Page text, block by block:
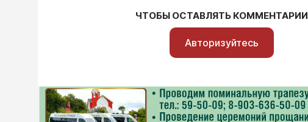
ЧТОБЫ ОСТАВЛЯТЬ КОММЕНТАРИИ
Авторизуйтесь